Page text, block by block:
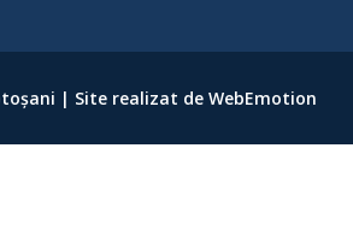
| Site realizat de WebEmotion